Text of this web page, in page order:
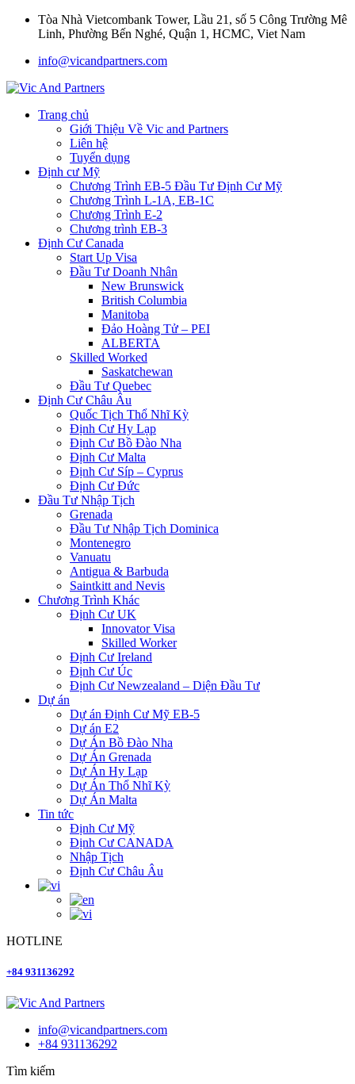
Tòa Nhà Vietcombank Tower, Lầu 21, số 5 Công Trường Mê
Linh, Phường Bến Nghé, Quận 1, HCMC, Viet Nam
info@vicandpartners.com
Trang chủ
Giới Thiệu Về Vic and Partners
Liên hệ
Tuyển dụng
Định cư Mỹ
Chương Trình EB-5 Đầu Tư Định Cư Mỹ
Chương Trình L-1A, EB-1C
Chương Trình E-2
Chương trình EB-3
Định Cư Canada
Start Up Visa
Đầu Tư Doanh Nhân
New Brunswick
British Columbia
Manitoba
Đảo Hoàng Tử – PEI
ALBERTA
Skilled Worked
Saskatchewan
Đầu Tư Quebec
Định Cư Châu Âu
Quốc Tịch Thổ Nhĩ Kỳ
Định Cư Hy Lạp
Định Cư Bồ Đào Nha
Định Cư Malta
Định Cư Síp – Cyprus
Định Cư Đức
Đầu Tư Nhập Tịch
Grenada
Đầu Tư Nhập Tịch Dominica
Montenegro
Vanuatu
Antigua & Barbuda
Saintkitt and Nevis
Chương Trình Khác
Định Cư UK
Innovator Visa
Skilled Worker
Định Cư Ireland
Định Cư Úc
Định Cư Newzealand – Diện Đầu Tư
Dự án
Dự án Định Cư Mỹ EB-5
Dự án E2
Dự Án Bồ Đào Nha
Dự Án Grenada
Dự Án Hy Lạp
Dự Án Thổ Nhĩ Kỳ
Dự Án Malta
Tin tức
Định Cư Mỹ
Định Cư CANADA
Nhập Tịch
Định Cư Châu Âu
HOTLINE
+84 931136292
info@vicandpartners.com
+84 931136292
Tìm kiếm